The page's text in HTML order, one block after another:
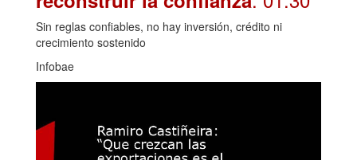
Sin reglas confiables, no hay inversión, crédito ni
crecimiento sostenido
Infobae